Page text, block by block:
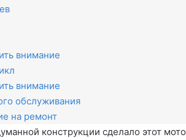
внимание
внимание
обслуживания
на ремонт
конструкции сделало этот